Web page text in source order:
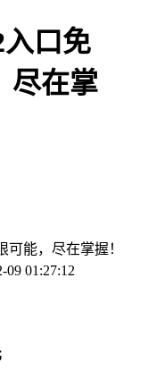
入口免
尽在掌
可能，尽在掌握！
09 01:27:12